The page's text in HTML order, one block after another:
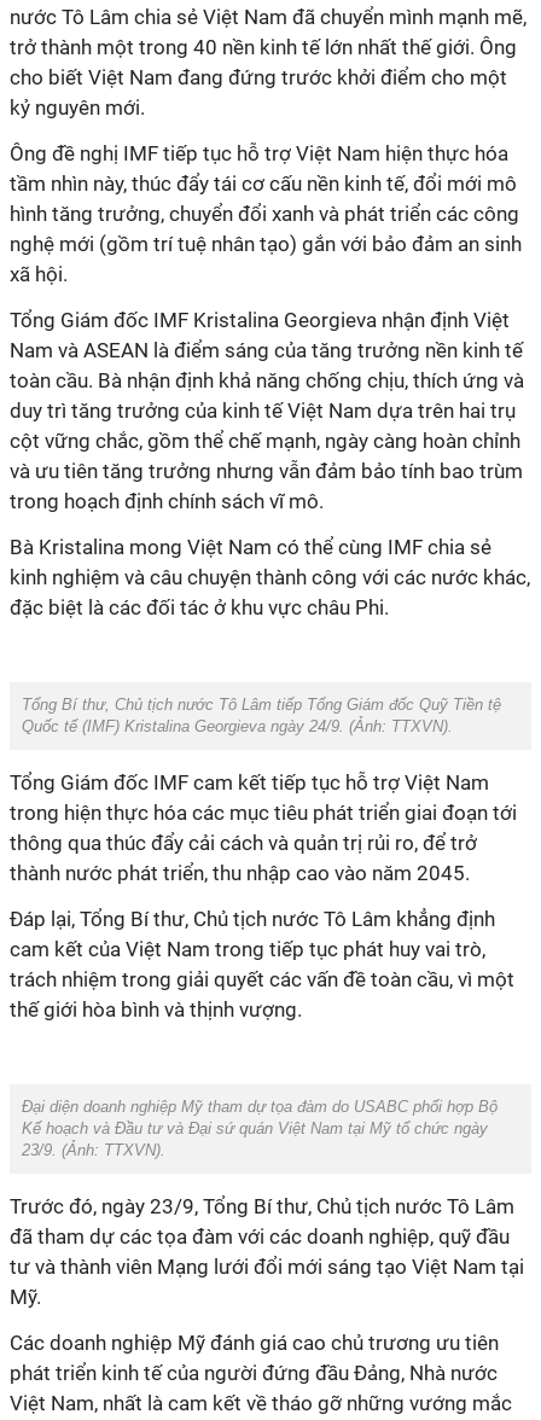
nước Tô Lâm chia sẻ Việt Nam đã chuyển mình mạnh mẽ,
trở thành một trong 40 nền kinh tế lớn nhất thế giới. Ông
cho biết Việt Nam đang đứng trước khởi điểm cho một
kỷ nguyên mới.
Ông đề nghị IMF tiếp tục hỗ trợ Việt Nam hiện thực hóa
tầm nhìn này, thúc đẩy tái cơ cấu nền kinh tế, đổi mới mô
hình tăng trưởng, chuyển đổi xanh và phát triển các công
nghệ mới (gồm trí tuệ nhân tạo) gắn với bảo đảm an sinh
xã hội.
Tổng Giám đốc IMF Kristalina Georgieva nhận định Việt
Nam và ASEAN là điểm sáng của tăng trưởng nền kinh tế
toàn cầu. Bà nhận định khả năng chống chịu, thích ứng và
duy trì tăng trưởng của kinh tế Việt Nam dựa trên hai trụ
cột vững chắc, gồm thể chế mạnh, ngày càng hoàn chỉnh
và ưu tiên tăng trưởng nhưng vẫn đảm bảo tính bao trùm
trong hoạch định chính sách vĩ mô.
Bà Kristalina mong Việt Nam có thể cùng IMF chia sẻ
kinh nghiệm và câu chuyện thành công với các nước khác,
đặc biệt là các đối tác ở khu vực châu Phi.
Tổng Bí thư, Chủ tịch nước Tô Lâm tiếp Tổng Giám đốc Quỹ Tiền tệ
Quốc tế (IMF) Kristalina Georgieva ngày 24/9. (Ảnh: TTXVN).
Tổng Giám đốc IMF cam kết tiếp tục hỗ trợ Việt Nam
trong hiện thực hóa các mục tiêu phát triển giai đoạn tới
thông qua thúc đẩy cải cách và quản trị rủi ro, để trở
thành nước phát triển, thu nhập cao vào năm 2045.
Đáp lại, Tổng Bí thư, Chủ tịch nước Tô Lâm khẳng định
cam kết của Việt Nam trong tiếp tục phát huy vai trò,
trách nhiệm trong giải quyết các vấn đề toàn cầu, vì một
thế giới hòa bình và thịnh vượng.
Đại diện doanh nghiệp Mỹ tham dự tọa đàm do USABC phối hợp Bộ
Kế hoạch và Đầu tư và Đại sứ quán Việt Nam tại Mỹ tổ chức ngày
23/9. (Ảnh: TTXVN).
Trước đó, ngày 23/9, Tổng Bí thư, Chủ tịch nước Tô Lâm
đã tham dự các tọa đàm với các doanh nghiệp, quỹ đầu
tư và thành viên Mạng lưới đổi mới sáng tạo Việt Nam tại
Mỹ.
Các doanh nghiệp Mỹ đánh giá cao chủ trương ưu tiên
phát triển kinh tế của người đứng đầu Đảng, Nhà nước
Việt Nam, nhất là cam kết về tháo gỡ những vướng mắc